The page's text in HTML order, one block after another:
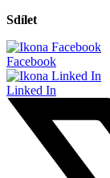
Sdílet
Facebook
Linked In